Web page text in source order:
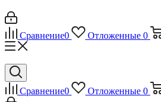
Сравнение0 Отложенные 0
Сравнение0 Отложенные 0